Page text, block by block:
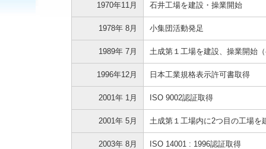
1970年11月 石井工場を建設・操業開始
1978年 8月 小集団活動発足
1989年 7月 土成第１工場を建設、操業開始
1996年12月 日本工業規格表示許可書取得
2001年 1月 ISO 9002認証取得
2001年 5月 土成第１工場内に2つ目の工場を
2003年 8月 ISO 14001 : 1996認証取得